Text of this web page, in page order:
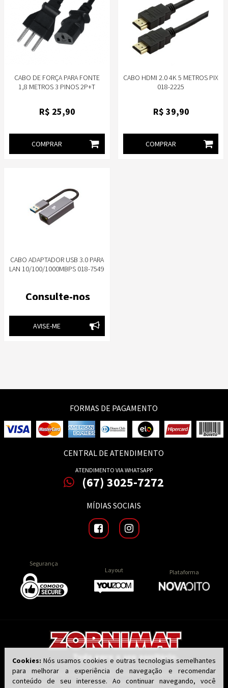
CABO DE FORÇA PARA FONTE
1,8 METROS 3 PINOS 2P+T
R$ 25,90
COMPRAR
CABO HDMI 2.0 4K 5 METROS PIX
018-2225
R$ 39,90
COMPRAR
CABO ADAPTADOR USB 3.0 PARA
LAN 10/100/1000MBPS 018-7549
Consulte-nos
AVISE-ME
FORMAS DE PAGAMENTO
CENTRAL DE ATENDIMENTO
ATENDIMENTO VIA WHATSAPP
(67) 3025-7272
MÍDIAS SOCIAIS
Segurança
Layout
Plataforma
Todas as regras, preços e promoções são válidas apenas para produtos vendidos
e entregues por nossa loja virtual zornimat.com.br, não válidos para as lojas
Cookies: Nós usamos cookies e outras tecnologias semelhantes
para melhorar a experiência de navegação e recomendar
conteúdo de seu interesse. Ao continuar navegando, você